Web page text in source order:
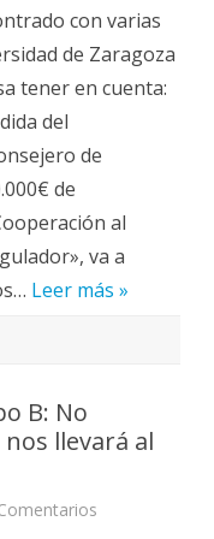
con varias
de Zaragoza
tener en cuenta:
del
de
de
al
va a
Leer más »
B: No
llevará al